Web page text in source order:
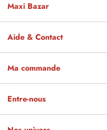
Maxi Bazar
Aide & Contact
Ma commande
Entre-nous